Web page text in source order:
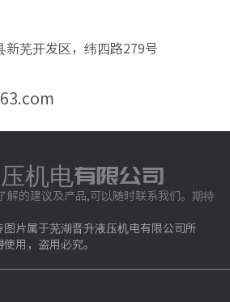
新芜开发区，纬四路279号
机电有限公司
解的建议及产品,可以随时联系我们。期待
片属于芜湖晋升液压机电有限公司所
用，盗用必究。